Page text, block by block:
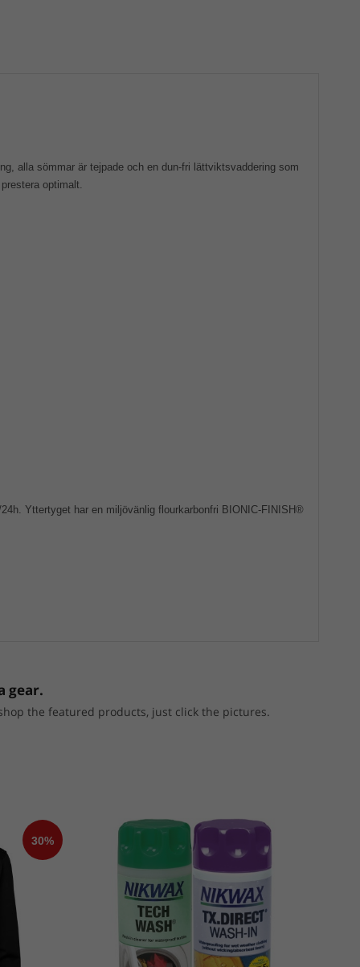
alla sömmar är tejpade och en dun-fri lättviktsvaddering som
optimalt.
Yttertyget har en miljövänlig flourkarbonfri BIONIC-FINISH®
gear.
the featured products, just click the pictures.